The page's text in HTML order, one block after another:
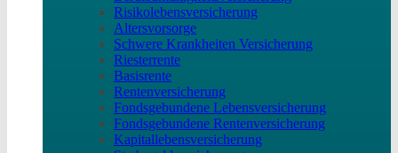
Risikolebensversicherung
Altersvorsorge
Schwere Krankheiten Versicherung
Riesterrente
Basisrente
Rentenversicherung
Fondsgebundene Lebensversicherung
Fondsgebundene Rentenversicherung
Kapitallebensversicherung